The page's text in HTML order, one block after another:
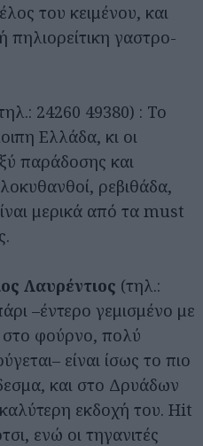
του κειμένου, και
πηλιορείτικη γαστρο-
24260 49380) : Το
Ελλάδα, κι οι
παράδοσης και
ρεβιθάδα,
μερικά από τα must
Λαυρέντιος (τηλ.:
–έντερο γεμισμένο με
στο φούρνο, πολύ
είναι ίσως το πιο
και στο Δρυάδων
καλύτερη εκδοχή του. Hit
ενώ οι τηγανιτές